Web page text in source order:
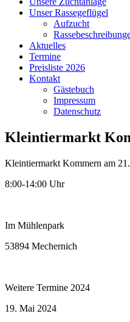
Unser Rassegeflügel
Aufzucht
Aktuelles
Termine
Preisliste 2026
Kontakt
Gästebuch
Impressum
Datenschutz
Kleintiermarkt
Kleintiermarkt Kommern am
8:00-14:00 Uhr
Im Mühlenpark
53894 Mechernich
Weitere Termine 2024
19. Mai 2024